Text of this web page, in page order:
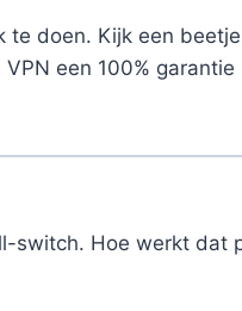
te doen. Kijk een
een 100%
switch. Hoe werkt dat